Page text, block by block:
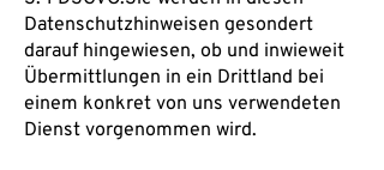
Datenschutzhinweisen gesondert
darauf hingewiesen, ob und inwieweit
Übermittlungen in ein Drittland bei
einem konkret von uns verwendeten
Dienst vorgenommen wird.